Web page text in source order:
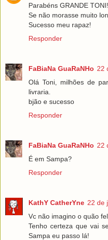
Parabéns GRANDE
Se não morasse muito
Sucesso meu rapaz!
Responder
FaBiaNa GuaRaNHo 22
Olá Toni, milhões de
livraria.
bjão e sucesso
Responder
FaBiaNa GuaRaNHo 22
É em Sampa?
Responder
KathY CatherYne 22 de
Vc não imagino o quão
Tenho certeza que vai
Sampa eu passo lá!